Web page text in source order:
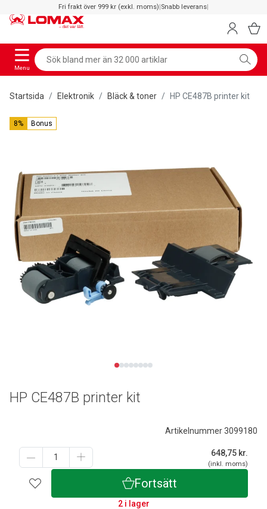
Fri frakt över 999 kr (exkl. moms)|Snabb leverans|
Menu
Startsida Elektronik Bläck & toner HP CE487B printer kit
8% Bonus
Artikelnummer 3099180
648,75 kr.
(inkl. moms)
Fortsätt
2 i lager
HP CE487B printer kit